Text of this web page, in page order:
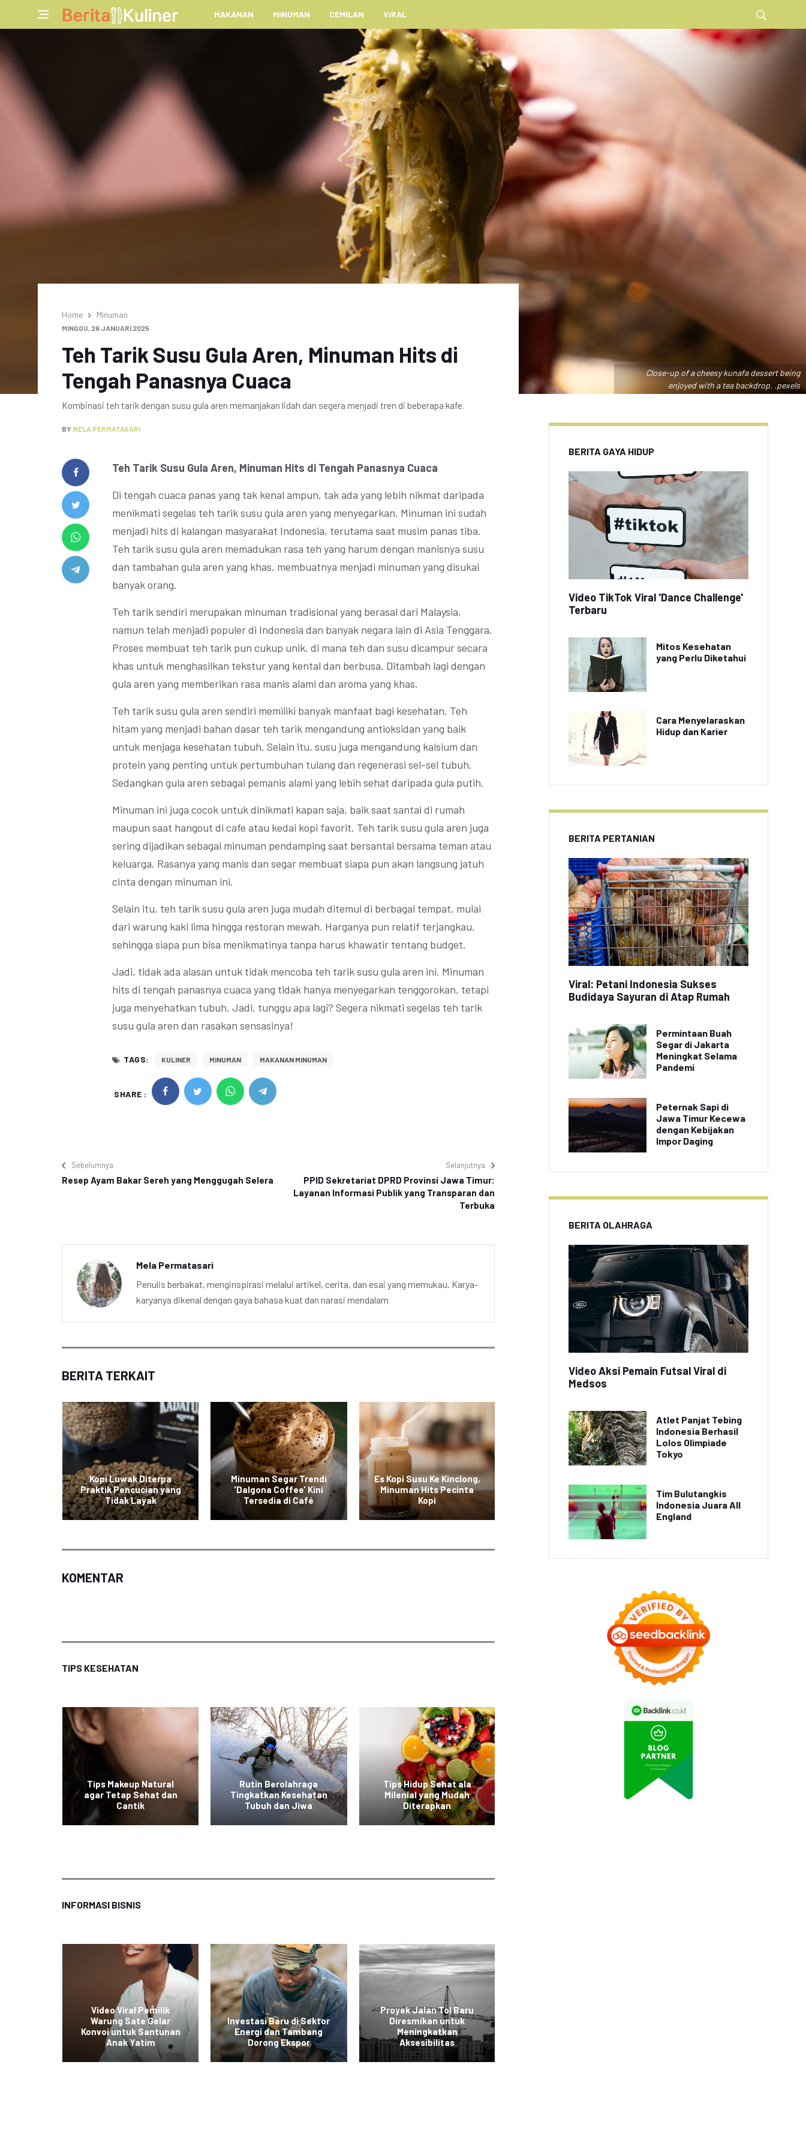
MAKANAN MINUMAN CEMILAN VIRAL
Close-up of a cheesy kunafa dessert being
enjoyed with a tea backdrop. .pexels
Home Minuman
MINGGU, 26 JANUARI 2025
Teh Tarik Susu Gula Aren, Minuman Hits di
Tengah Panasnya Cuaca
Kombinasi teh tarik dengan susu gula aren memanjakan lidah dan segera menjadi tren di beberapa kafe.
BY MELA PERMATASARI
Teh Tarik Susu Gula Aren, Minuman Hits di Tengah Panasnya Cuaca
Di tengah cuaca panas yang tak kenal ampun, tak ada yang lebih nikmat daripada
menikmati segelas teh tarik susu gula aren yang menyegarkan. Minuman ini sudah
menjadi hits di kalangan masyarakat Indonesia, terutama saat musim panas tiba.
Teh tarik susu gula aren memadukan rasa teh yang harum dengan manisnya susu
dan tambahan gula aren yang khas, membuatnya menjadi minuman yang disukai
banyak orang.
Teh tarik sendiri merupakan minuman tradisional yang berasal dari Malaysia,
namun telah menjadi populer di Indonesia dan banyak negara lain di Asia Tenggara.
Proses membuat teh tarik pun cukup unik, di mana teh dan susu dicampur secara
khas untuk menghasilkan tekstur yang kental dan berbusa. Ditambah lagi dengan
gula aren yang memberikan rasa manis alami dan aroma yang khas.
Teh tarik susu gula aren sendiri memiliki banyak manfaat bagi kesehatan. Teh
hitam yang menjadi bahan dasar teh tarik mengandung antioksidan yang baik
untuk menjaga kesehatan tubuh. Selain itu, susu juga mengandung kalsium dan
protein yang penting untuk pertumbuhan tulang dan regenerasi sel-sel tubuh.
Sedangkan gula aren sebagai pemanis alami yang lebih sehat daripada gula putih.
Minuman ini juga cocok untuk dinikmati kapan saja, baik saat santai di rumah
maupun saat hangout di cafe atau kedai kopi favorit. Teh tarik susu gula aren juga
sering dijadikan sebagai minuman pendamping saat bersantai bersama teman atau
keluarga. Rasanya yang manis dan segar membuat siapa pun akan langsung jatuh
cinta dengan minuman ini.
Selain itu, teh tarik susu gula aren juga mudah ditemui di berbagai tempat, mulai
dari warung kaki lima hingga restoran mewah. Harganya pun relatif terjangkau,
sehingga siapa pun bisa menikmatinya tanpa harus khawatir tentang budget.
Jadi, tidak ada alasan untuk tidak mencoba teh tarik susu gula aren ini. Minuman
hits di tengah panasnya cuaca yang tidak hanya menyegarkan tenggorokan, tetapi
juga menyehatkan tubuh. Jadi, tunggu apa lagi? Segera nikmati segelas teh tarik
susu gula aren dan rasakan sensasinya!
TAGS: KULINER MINUMAN MAKANAN MINUMAN
SHARE :
Sebelumnya
Resep Ayam Bakar Sereh yang Menggugah Selera
Selanjutnya
PPID Sekretariat DPRD Provinsi Jawa Timur:
Layanan Informasi Publik yang Transparan dan
Terbuka
Mela Permatasari
Penulis berbakat, menginspirasi melalui artikel, cerita, dan esai yang memukau. Karya-
karyanya dikenal dengan gaya bahasa kuat dan narasi mendalam
BERITA TERKAIT
Kopi Luwak Diterpa
Praktik Pencucian yang
Tidak Layak
Minuman Segar Trendi
'Dalgona Coffee' Kini
Tersedia di Café
Es Kopi Susu Ke Kinclong,
Minuman Hits Pecinta
Kopi
Praktik Pencucian yang
Tidak Layak
'Dalgona Coffee' Kini
Tersedia di Café
KOMENTAR
TIPS KESEHATAN
Tips Makeup Natural
agar Tetap Sehat dan
Cantik
Rutin Berolahraga
Tingkatkan Kesehatan
Tubuh dan Jiwa
Tips Hidup Sehat ala
Milenial yang Mudah
Diterapkan
Tingkatkan Kesehatan
INFORMASI BISNIS
Video Viral Pemilik
Warung Sate Gelar
Konvoi untuk Santunan
Anak Yatim
Investasi Baru di Sektor
Energi dan Tambang
Dorong Ekspor
Proyek Jalan Tol Baru
Diresmikan untuk
Meningkatkan
Aksesibilitas
BERITA GAYA HIDUP
Video TikTok Viral 'Dance Challenge'
Terbaru
Mitos Kesehatan
yang Perlu Diketahui
Cara Menyelaraskan
Hidup dan Karier
BERITA PERTANIAN
Viral: Petani Indonesia Sukses
Budidaya Sayuran di Atap Rumah
Permintaan Buah
Segar di Jakarta
Meningkat Selama
Pandemi
Peternak Sapi di
Jawa Timur Kecewa
dengan Kebijakan
Impor Daging
BERITA OLAHRAGA
Video Aksi Pemain Futsal Viral di
Medsos
Atlet Panjat Tebing
Indonesia Berhasil
Lolos Olimpiade
Tokyo
Tim Bulutangkis
Indonesia Juara All
England